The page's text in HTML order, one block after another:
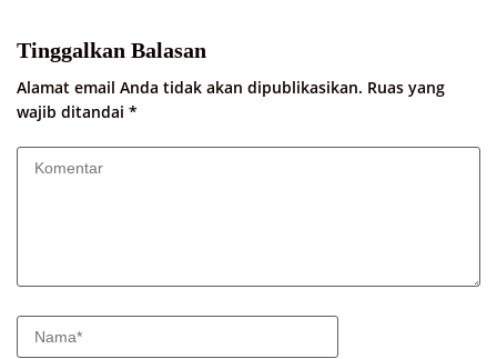
Tinggalkan Balasan
Alamat email Anda tidak akan dipublikasikan. Ruas yang
wajib ditandai *